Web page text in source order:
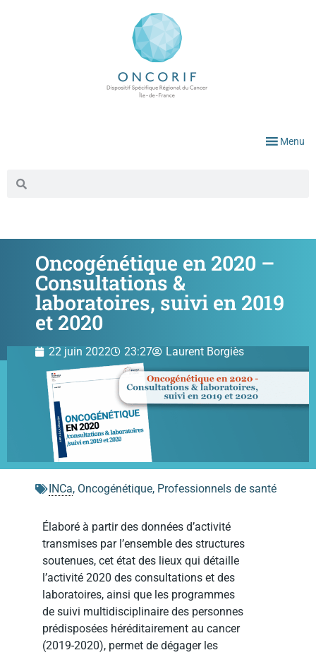
Menu
Oncogénétique en 2020 –
Consultations &
laboratoires, suivi en 2019
et 2020
22 juin 2022 23:27 Laurent Borgiès
INCa, Oncogénétique, Professionnels de santé
Élaboré à partir des données d’activité
transmises par l’ensemble des structures
soutenues, cet état des lieux qui détaille
l’activité 2020 des consultations et des
laboratoires, ainsi que les programmes
de suivi multidisciplinaire des personnes
prédisposées héréditairement au cancer
(2019-2020), permet de dégager les